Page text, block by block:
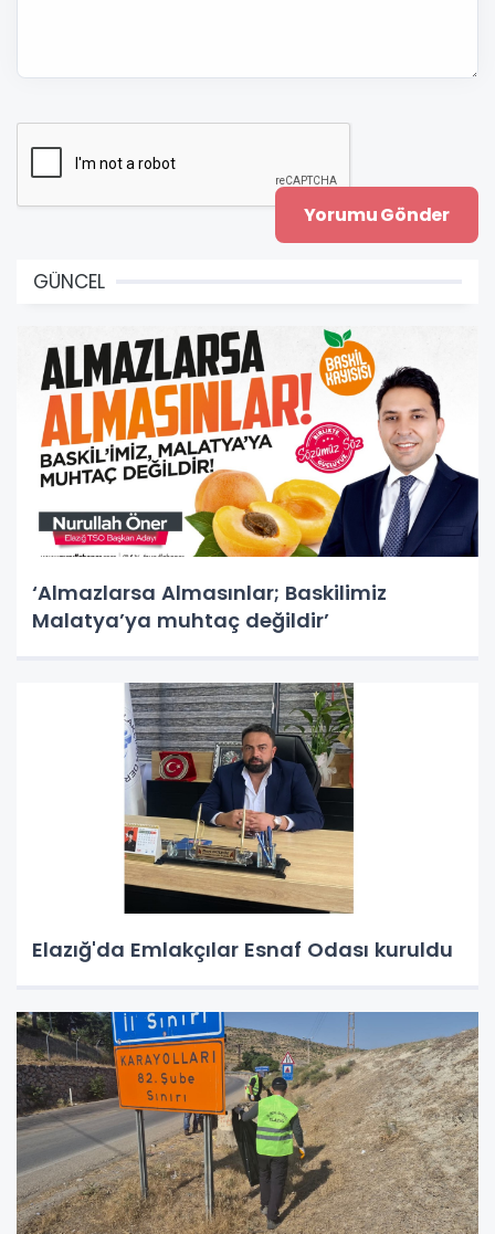
GÜNCEL
‘Almazlarsa Almasınlar; Baskilimiz
Malatya’ya muhtaç değildir’
Elazığ'da Emlakçılar Esnaf Odası kuruldu